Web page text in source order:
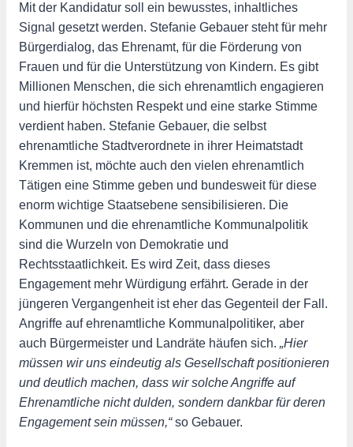
Mit der Kandidatur soll ein bewusstes, inhaltliches
Signal gesetzt werden. Stefanie Gebauer steht für mehr
Bürgerdialog, das Ehrenamt, für die Förderung von
Frauen und für die Unterstützung von Kindern. Es gibt
Millionen Menschen, die sich ehrenamtlich engagieren
und hierfür höchsten Respekt und eine starke Stimme
verdient haben. Stefanie Gebauer, die selbst
ehrenamtliche Stadtverordnete in ihrer Heimatstadt
Kremmen ist, möchte auch den vielen ehrenamtlich
Tätigen eine Stimme geben und bundesweit für diese
enorm wichtige Staatsebene sensibilisieren. Die
Kommunen und die ehrenamtliche Kommunalpolitik
sind die Wurzeln von Demokratie und
Rechtsstaatlichkeit. Es wird Zeit, dass dieses
Engagement mehr Würdigung erfährt. Gerade in der
jüngeren Vergangenheit ist eher das Gegenteil der Fall.
Angriffe auf ehrenamtliche Kommunalpolitiker, aber
auch Bürgermeister und Landräte häufen sich. „Hier
müssen wir uns eindeutig als Gesellschaft positionieren
und deutlich machen, dass wir solche Angriffe auf
Ehrenamtliche nicht dulden, sondern dankbar für deren
Engagement sein müssen,“so Gebauer.